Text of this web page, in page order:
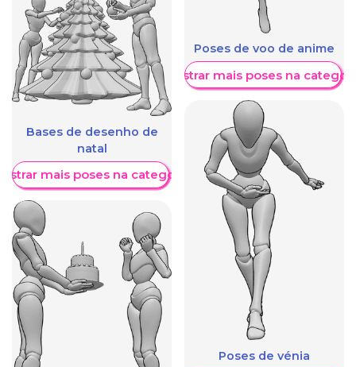
Bases de desenho de
natal
mais poses na categoria
Poses de voo de anime
Mostrar mais poses na
Poses de vénia